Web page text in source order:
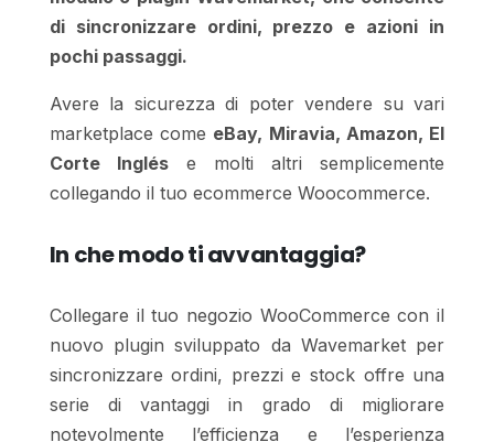
di sincronizzare ordini, prezzo e azioni in
pochi passaggi.
Avere la sicurezza di poter vendere su vari
marketplace come eBay, Miravia, Amazon, El
Corte Inglése molti altri semplicemente
collegando il tuo ecommerce Woocommerce.
In che modo ti avvantaggia?
Collegare il tuo negozio WooCommerce con il
nuovo plugin sviluppato da Wavemarket per
sincronizzare ordini, prezzi e stock offre una
serie di vantaggi in grado di migliorare
notevolmente l’efficienza e l’esperienza